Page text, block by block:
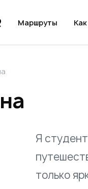
Маршруты
Я
только